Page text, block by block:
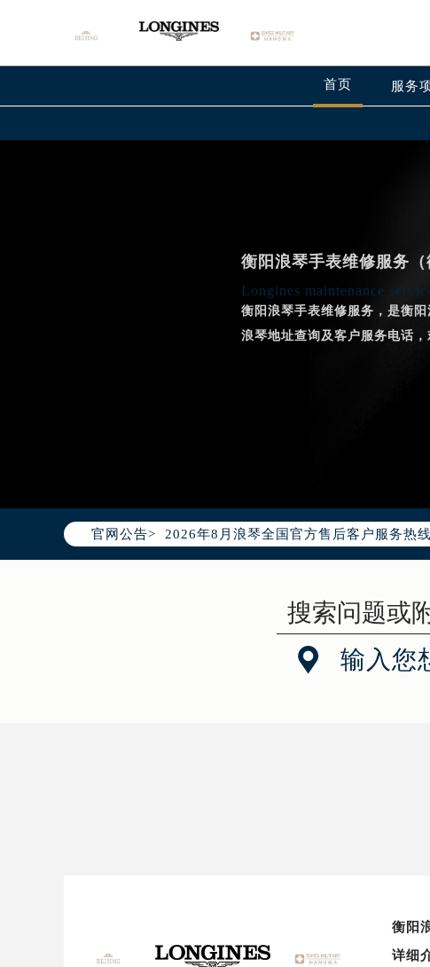
首页 服务
衡阳浪琴手表维修服务（
Longines maintenance
衡阳浪琴手表维修服务，是衡
浪琴地址查询及客户服务电话，
官网公告>
2026年8月浪琴全国官方售后客户服务热
浪琴官方全国统一服务热线400-995-7728
2026年8月浪琴售后服务中心最新网点地
北京市东城区东长安街1号东方广场写字
天津市和平区赤峰道136号天津国际金融
上海市徐汇区虹桥路3号港汇中心写字楼2
扬州市邗江区国展路29号星耀天地写字楼
盐城市盐都区世纪大道5号盐城金融城写
泰州市海陵区永定东路399号置地商务中
宁波市江北区大闸南路500号来福士广场
绍兴市越城区胜利东路379号世茂天际中
嘉兴市南湖区广益路705号嘉兴世界贸易
 输入您
衡阳
详细